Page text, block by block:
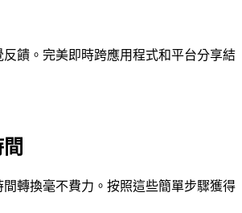
饋。完美即時跨應用程式和平台分享結
轉換毫不費力。按照這些簡單步驟獲得